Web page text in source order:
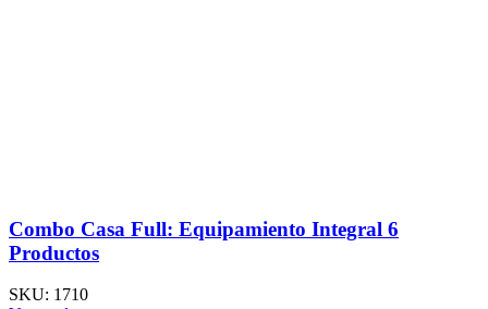
Combo Casa Full: Equipamiento Integral 6
Productos
SKU: 1710